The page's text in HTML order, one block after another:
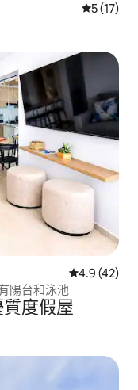
從 17 則
5 (17)
從 42 則評
4.9 (42)
陽台和泳池
度假屋